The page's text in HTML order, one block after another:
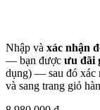
Nhập và xác nhận
— bạn được ưu đãi
dụng) — sau đó xác
và sang trang giỏ